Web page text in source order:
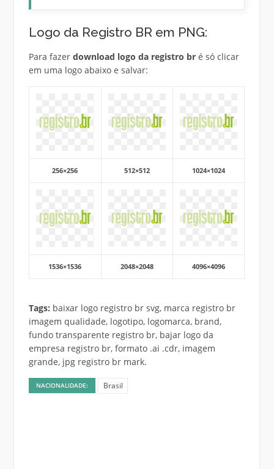
Logo da Registro BR em PNG:
Para fazer download logo da registro bré só clicar
em uma logo abaixo e salvar:
256×256 512×512 1024×1024
1536×1536 2048×2048 4096×4096
Tags: baixar logo registro br svg, marca registro br
imagem qualidade, logotipo, logomarca, brand,
fundo transparente registro br, bajar logo da
empresa registro br, formato .ai .cdr, imagem
grande, jpg registro br mark.
NACIONALIDADE: Brasil